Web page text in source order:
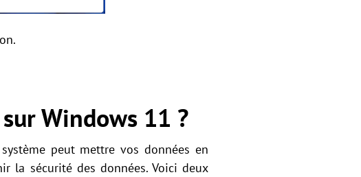
Windows 11 ?
peut mettre vos données en
la sécurité des données. Voici deux